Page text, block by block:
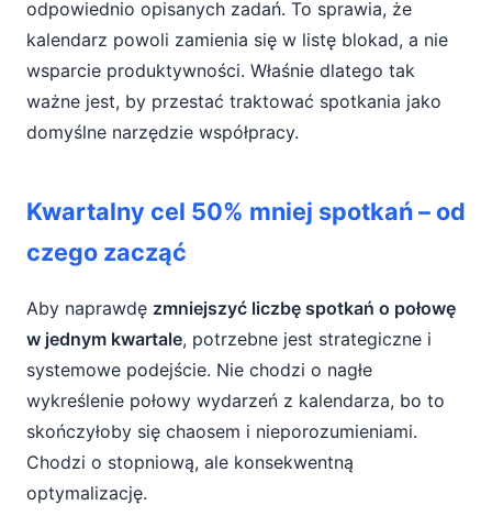
odpowiednio opisanych zadań. To sprawia, że
kalendarz powoli zamienia się w listę blokad, a nie
wsparcie produktywności. Właśnie dlatego tak
ważne jest, by przestać traktować spotkania jako
domyślne narzędzie współpracy.
Kwartalny cel 50% mniej spotkań – od
czego zacząć
Aby naprawdę zmniejszyć liczbę spotkań o połowę
w jednym kwartale, potrzebne jest strategiczne i
systemowe podejście. Nie chodzi o nagłe
wykreślenie połowy wydarzeń z kalendarza, bo to
skończyłoby się chaosem i nieporozumieniami.
Chodzi o stopniową, ale konsekwentną
optymalizację.